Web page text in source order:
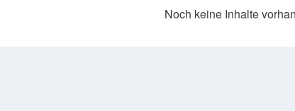
Noch keine Inhalte